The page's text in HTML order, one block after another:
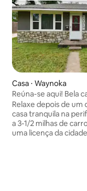
Casa ⋅ Waynoka
Reúna-se aqui! Bela
para as dunas
Relaxe depois de um
casa tranquila na
a 3-1/2 milhas de
uma licença da